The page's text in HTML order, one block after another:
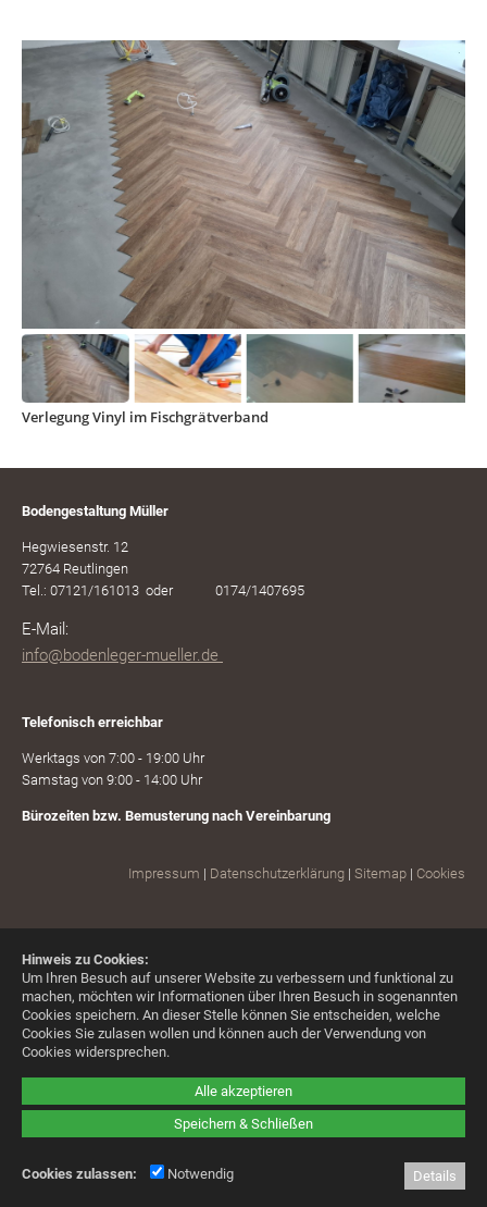
Alle akzeptieren
Speichern & Schließen
Hinweis zu Cookies:
Um Ihren Besuch auf unserer Website zu verbessern und funktional zu
machen, möchten wir Informationen über Ihren Besuch in sogenannten
Cookies speichern. An dieser Stelle können Sie entscheiden, welche
Cookies Sie zulasen wollen und können auch der Verwendung von
Cookies widersprechen.
Cookies zulassen: Notwendig Details
Verlegung Vinyl im Fischgrätverband
Bodengestaltung Müller
Hegwiesenstr. 12
72764 Reutlingen
Tel.: 07121/161013 oder 0174/1407695
E-Mail:
info@bodenleger-mueller.de
Telefonisch erreichbar
Werktags von 7:00 - 19:00 Uhr
Samstag von 9:00 - 14:00 Uhr
Bürozeiten bzw. Bemusterung nach Vereinbarung
Impressum | Datenschutzerklärung | Sitemap | Cookies